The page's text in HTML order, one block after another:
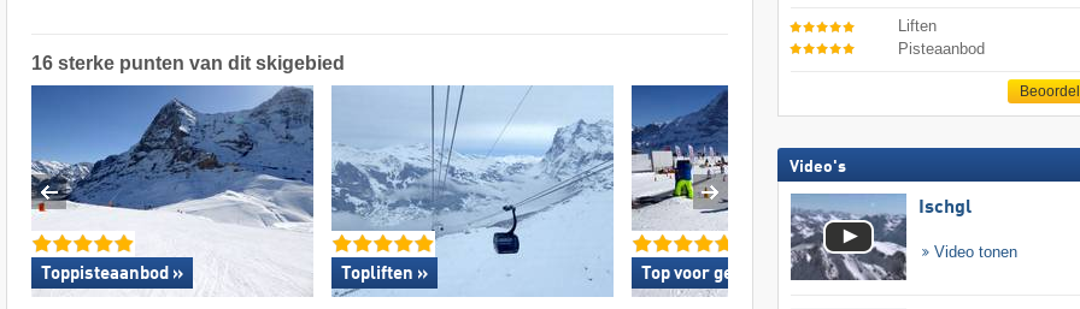
16 sterke punten van dit skigebied
Toppisteaanbod » Topliften » Top voor gezinnen »
Liften
Pisteaanbod
Video's
Ischgl
Video tonen